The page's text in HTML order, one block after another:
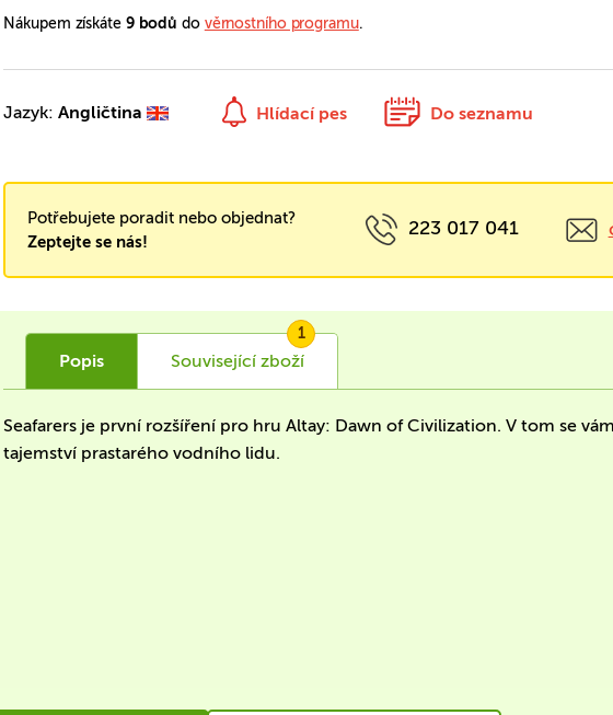
Nákupem získáte 9 bodů do věrnostního programu.
Jazyk:Angličtina Hlídací pes Do seznamu
Potřebujete poradit nebo objednat?
Zeptejte se nás!
223 017 041
Popis Související zboží
1
Seafarers je první rozšíření pro hru Altay: Dawn of Civilization. V tom se
tajemství prastarého vodního lidu.